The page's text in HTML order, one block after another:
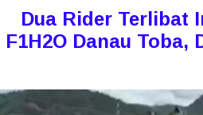
Dua Rider Terlibat
F1H2O Danau Toba,